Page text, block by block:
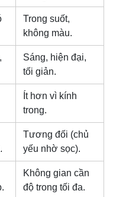
Trong suốt,
không màu.
Sáng, hiện đại,
tối giản.
Ít hơn vì kính
trong.
Tương đối (chủ
yếu nhờ sọc).
Không gian cần
độ trong tối đa.